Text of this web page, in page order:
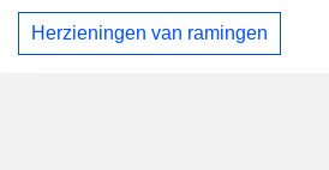
Herzieningen van ramingen